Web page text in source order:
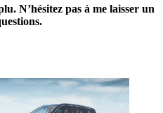
N’hésitez pas à me laisser un